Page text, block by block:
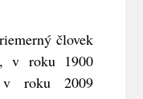
človek
v roku 1900
roku 2009